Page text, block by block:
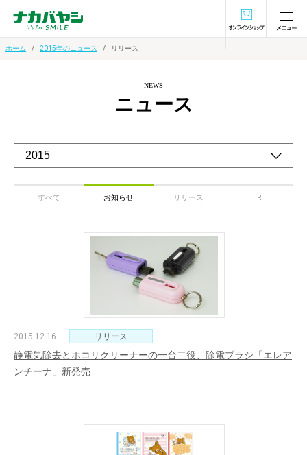
オンラインショ
ホーム 2015年のニュース リリース
NEWS
ニュース
すべて お知らせ リリース IR
2015.12.16 リリース
静電気除去とホコリクリーナーの一台二役、除電ブラシ「エレア
ンチーナ」新発売